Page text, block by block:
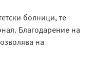
болници, те
Благодарение на
на